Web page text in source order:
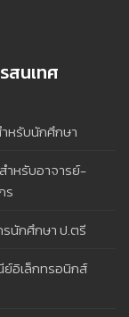
สนเทศ
หรับนักศึกษา
ำหรับอาจารย์-
ร
นักศึกษา ป.ตรี
อิเล็กทรอนิกส์